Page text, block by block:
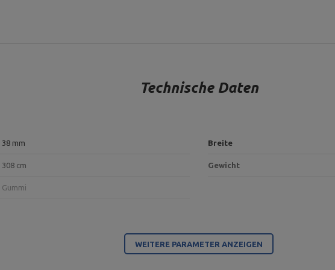
Technische Daten
38 mm Breite
308 cm Gewicht
Gummi
Für dieses Produkt verantwortliche Stelle in der EU
WEITERE PARAMETER ANZEIGEN